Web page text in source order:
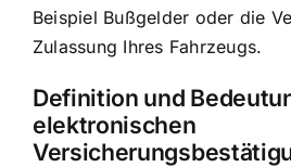
Beispiel Bußgelder oder die
Zulassung Ihres Fahrzeugs.
Definition und
elektronischen